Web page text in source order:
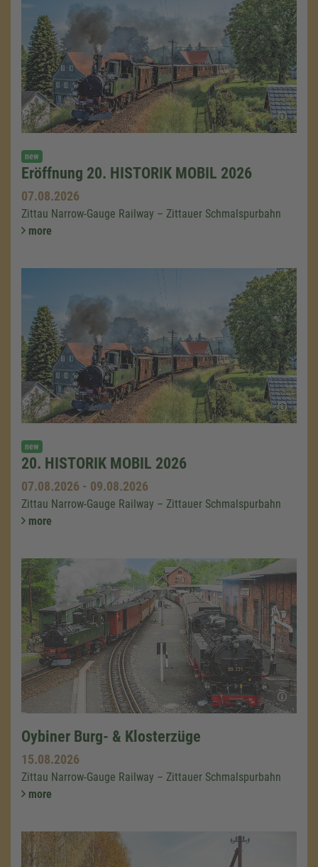
new
Eröffnung 20. HISTORIK MOBIL 2026
07.08.2026
Zittau Narrow-Gauge Railway – Zittauer Schmalspurbahn
more
new
20. HISTORIK MOBIL 2026
07.08.2026 - 09.08.2026
Zittau Narrow-Gauge Railway – Zittauer Schmalspurbahn
more
Oybiner Burg- & Klosterzüge
15.08.2026
Zittau Narrow-Gauge Railway – Zittauer Schmalspurbahn
more